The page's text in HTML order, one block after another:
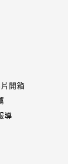
開箱
導